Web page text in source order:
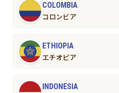
COLOMBIA
コロンビア
ETHIOPIA
エチオピア
INDONESIA